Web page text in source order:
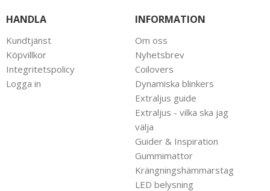
HANDLA
Kundtjänst
Köpvillkor
Integritetspolicy
Logga in
INFORMATION
Om oss
Nyhetsbrev
Coilovers
Dynamiska blinkers
Extraljus guide
Extraljus - vilka ska jag
välja
Guider & Inspiration
Gummimattor
Krängningshämmarstag
LED belysning